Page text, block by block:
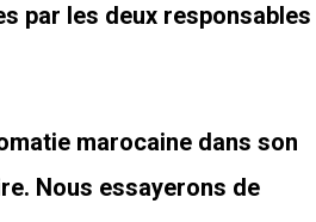
par les deux responsables
marocaine dans son
Nous essayerons de